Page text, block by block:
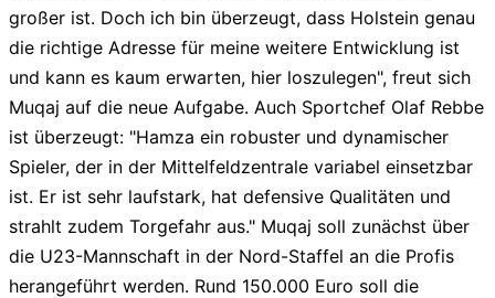
großer ist. Doch ich bin überzeugt, dass Holstein genau
die richtige Adresse für meine weitere Entwicklung ist
und kann es kaum erwarten, hier loszulegen", freut sich
Muqaj auf die neue Aufgabe. Auch Sportchef Olaf Rebbe
ist überzeugt: "Hamza ein robuster und dynamischer
Spieler, der in der Mittelfeldzentrale variabel einsetzbar
ist. Er ist sehr laufstark, hat defensive Qualitäten und
strahlt zudem Torgefahr aus." Muqaj soll zunächst über
die U23-Mannschaft in der Nord-Staffel an die Profis
herangeführt werden. Rund 150.000 Euro soll die